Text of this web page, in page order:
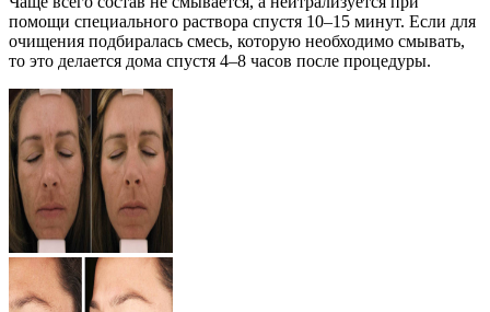
помощи специального раствора спустя 10–15 минут. Если для
очищения подбиралась смесь, которую необходимо смывать,
то это делается дома спустя 4–8 часов после процедуры.